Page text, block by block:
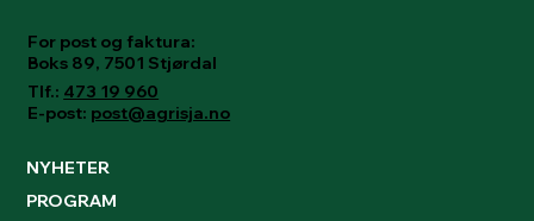
NYHETER
PROGRAM
For post og faktura:
Boks 89, 7501 Stjørdal
Tlf.: 473 19 960
E-post: post@agrisja.no